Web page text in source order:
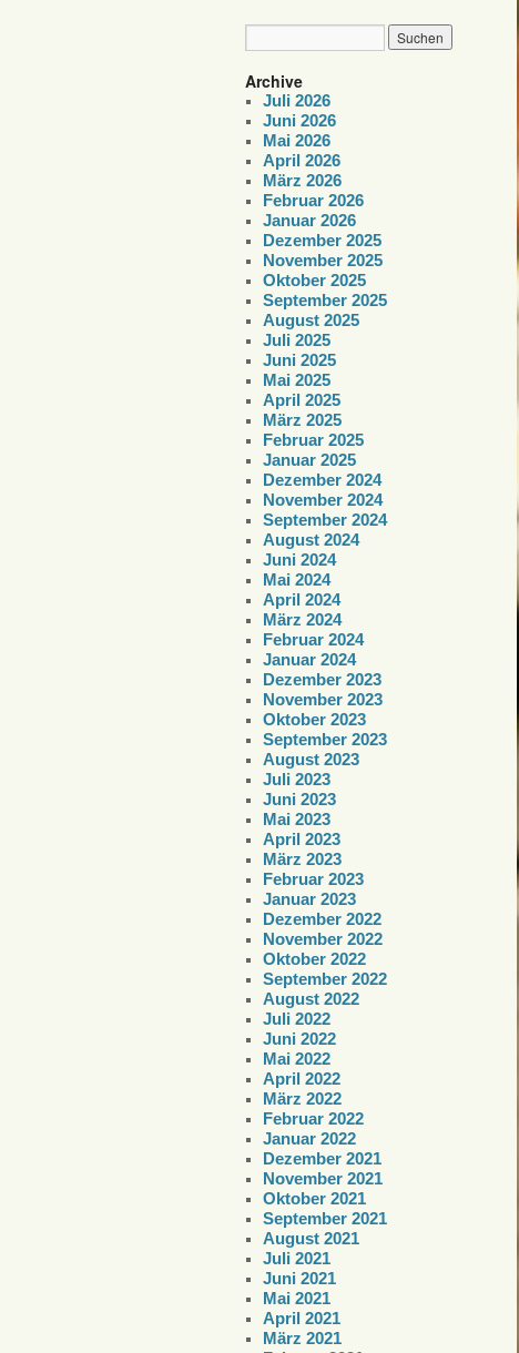
Archive
Juli 2026
Juni 2026
Mai 2026
April 2026
März 2026
Februar 2026
Januar 2026
Dezember 2025
November 2025
Oktober 2025
September 2025
August 2025
Juli 2025
Juni 2025
Mai 2025
April 2025
März 2025
Februar 2025
Januar 2025
Dezember 2024
November 2024
September 2024
August 2024
Juni 2024
Mai 2024
April 2024
März 2024
Februar 2024
Januar 2024
Dezember 2023
November 2023
Oktober 2023
September 2023
August 2023
Juli 2023
Juni 2023
Mai 2023
April 2023
März 2023
Februar 2023
Januar 2023
Dezember 2022
November 2022
Oktober 2022
September 2022
August 2022
Juli 2022
Juni 2022
Mai 2022
April 2022
März 2022
Februar 2022
Januar 2022
Dezember 2021
November 2021
Oktober 2021
September 2021
August 2021
Juli 2021
Juni 2021
Mai 2021
April 2021
März 2021